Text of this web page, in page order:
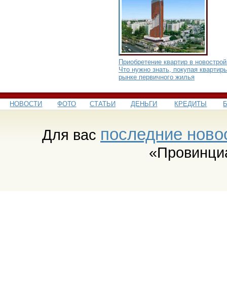
Приобретение квартир в
Что нужно знать, покупая
рынке первичного жилья
НОВОСТИ ФОТО СТАТЬИ ДЕНЬГИ КРЕДИТЫ
Для вас последние